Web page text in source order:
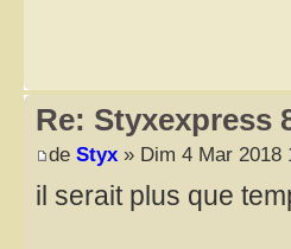
Re: Styxexpress
de Styx » Dim 4 Mar 2018
il serait plus que